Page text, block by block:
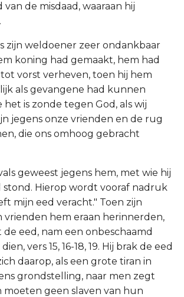
de misdaad, waaraan hij
zijn weldoener zeer ondankbaar
koning had gemaakt, hem had
vorst verheven, toen hij hem
als gevangene had kunnen
het is zonde tegen God, als wij
jegens onze vrienden en de rug
die ons omhoog gebracht
geweest jegens hem, met wie hij
stond. Hierop wordt vooraf nadruk
mijn eed veracht." Toen zijn
vrienden hem eraan herinnerden,
eed, nam een onbeschaamd
vers 15, 16-18, 19. Hij brak de eed
daarop, als een grote tiran in
grondstelling, naar men zegt
moeten geen slaven van hun